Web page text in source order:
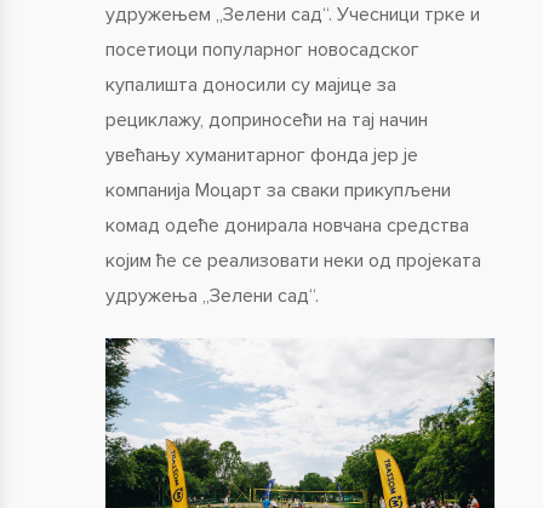
удружењем „Зелени сад“. Учесници трке и
посетиоци популарног новосадског
купалишта доносили су мајице за
рециклажу, доприносећи на тај начин
увећању хуманитарног фонда јер је
компанија Моцарт за сваки прикупљени
комад одеће донирала новчана средства
којим ће се реализовати неки од пројеката
удружења „Зелени сад“.